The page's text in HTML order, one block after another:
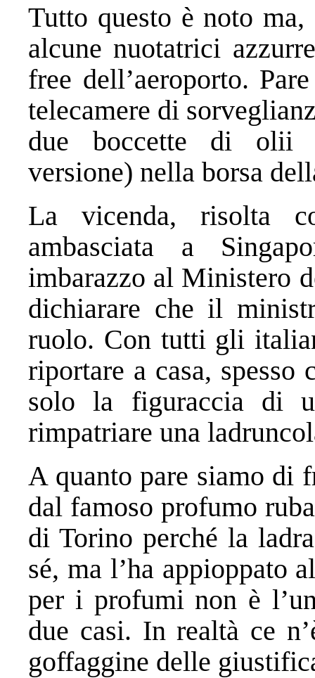
Tutto questo è noto
alcune nuotatrici
free dell’aeroporto.
telecamere di
due boccette di olii
versione) nella borsa
La vicenda, risolta
ambasciata a
imbarazzo al Ministero
dichiarare che il
ruolo. Con tutti gli
riportare a casa,
solo la figuraccia di
rimpatriare una
A quanto pare siamo di
dal famoso profumo
di Torino perché la
sé, ma l’ha appioppato
per i profumi non è
due casi. In realtà ce
goffaggine delle